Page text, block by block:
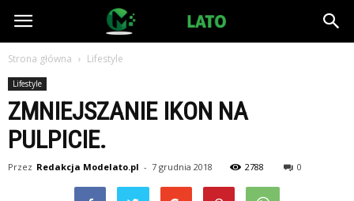
ModeLato.pl
Strona główna Lifestyle
Lifestyle
ZMNIEJSZANIE IKON NA
PULPICIE.
Przez Redakcja Modelato.pl - 7 grudnia 2018 2788 0